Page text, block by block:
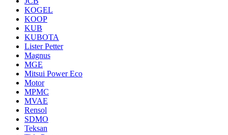
KOGEL
KOOP
KUB
KUBOTA
Lister Petter
Magnus
MGE
Mitsui Power Eco
Motor
MPMC
MVAE
Rensol
SDMO
Teksan